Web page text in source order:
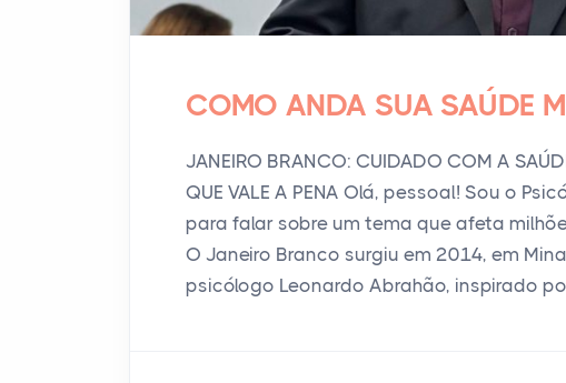
COMO ANDA SUA SAÚDE
JANEIRO BRANCO: CUIDADO COM A
QUE VALE A PENA Olá, pessoal! Sou o
para falar sobre um tema que afeta
O Janeiro Branco surgiu em 2014, em
psicólogo Leonardo Abrahão, inspirado